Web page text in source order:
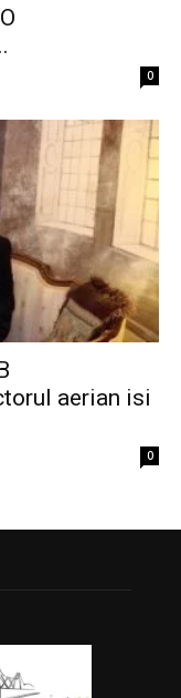
0
aerian isi
0